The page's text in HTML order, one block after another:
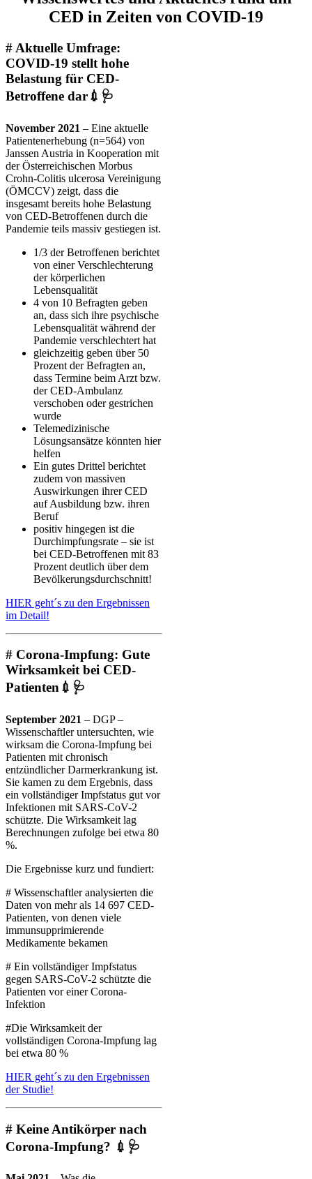
CED in Zeiten von COVID-19
# Aktuelle Umfrage:
COVID-19 stellt hohe
Belastung für CED-
Betroffene dar💉🩺
November 2021 – Eine aktuelle
Patientenerhebung (n=564) von
Janssen Austria in Kooperation mit
der Österreichischen Morbus
Crohn-Colitis ulcerosa Vereinigung
(ÖMCCV) zeigt, dass die
insgesamt bereits hohe Belastung
von CED-Betroffenen durch die
Pandemie teils massiv gestiegen ist.
1/3 der Betroffenen berichtet
von einer Verschlechterung
der körperlichen
Lebensqualität
4 von 10 Befragten geben
an, dass sich ihre psychische
Lebensqualität während der
Pandemie verschlechtert hat
gleichzeitig geben über 50
Prozent der Befragten an,
dass Termine beim Arzt bzw.
der CED-Ambulanz
verschoben oder gestrichen
wurde
Telemedizinische
Lösungsansätze könnten hier
helfen
Ein gutes Drittel berichtet
zudem von massiven
Auswirkungen ihrer CED
auf Ausbildung bzw. ihren
Beruf
positiv hingegen ist die
Durchimpfungsrate – sie ist
bei CED-Betroffenen mit 83
Prozent deutlich über dem
Bevölkerungsdurchschnitt!
HIER geht´s zu den Ergebnissen
im Detail!
# Corona-Impfung: Gute
Wirksamkeit bei CED-
Patienten💉🩺
September 2021 – DGP –
Wissenschaftler untersuchten, wie
wirksam die Corona-Impfung bei
Patienten mit chronisch
entzündlicher Darmerkrankung ist.
Sie kamen zu dem Ergebnis, dass
ein vollständiger Impfstatus gut vor
Infektionen mit SARS-CoV-2
schützte. Die Wirksamkeit lag
Berechnungen zufolge bei etwa 80
%.
Die Ergebnisse kurz und fundiert:
# Wissenschaftler analysierten die
Daten von mehr als 14 697 CED-
Patienten, von denen viele
immunsupprimierende
Medikamente bekamen
# Ein vollständiger Impfstatus
gegen SARS-CoV-2 schützte die
Patienten vor einer Corona-
Infektion
#Die Wirksamkeit der
vollständigen Corona-Impfung lag
bei etwa 80 %
HIER geht´s zu den Ergebnissen
der Studie!
# Keine Antikörper nach
Corona-Impfung? 💉🩺